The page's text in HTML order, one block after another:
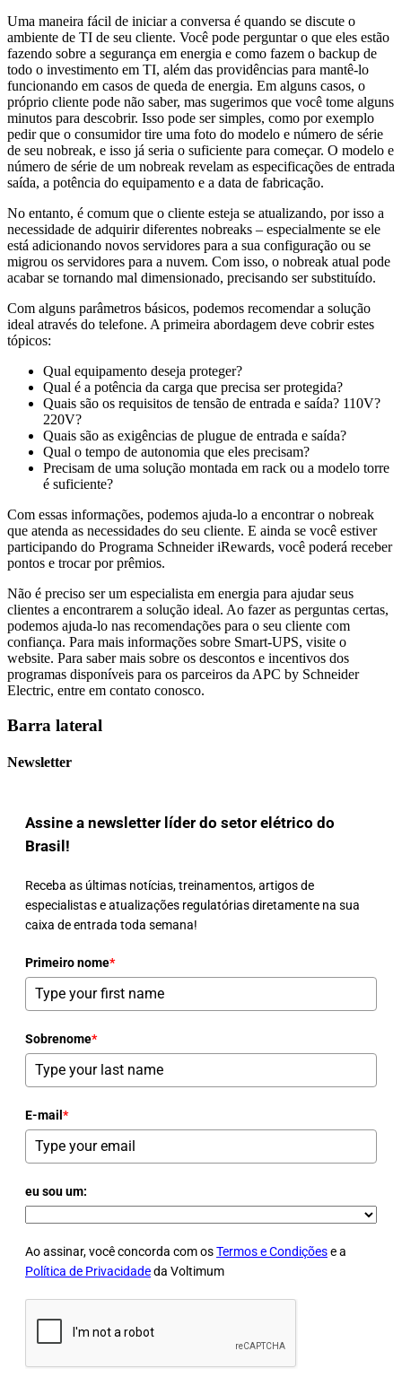
Uma maneira fácil de iniciar a conversa é quando se discute o
ambiente de TI de seu cliente. Você pode perguntar o que eles estão
fazendo sobre a segurança em energia e como fazem o backup de
todo o investimento em TI, além das providências para mantê-lo
funcionando em casos de queda de energia. Em alguns casos, o
próprio cliente pode não saber, mas sugerimos que você tome alguns
minutos para descobrir. Isso pode ser simples, como por exemplo
pedir que o consumidor tire uma foto do modelo e número de série
de seu nobreak, e isso já seria o suficiente para começar. O modelo e
número de série de um nobreak revelam as especificações de entrada
saída, a potência do equipamento e a data de fabricação.
No entanto, é comum que o cliente esteja se atualizando, por isso a
necessidade de adquirir diferentes nobreaks – especialmente se ele
está adicionando novos servidores para a sua configuração ou se
migrou os servidores para a nuvem. Com isso, o nobreak atual pode
acabar se tornando mal dimensionado, precisando ser substituído.
Com alguns parâmetros básicos, podemos recomendar a solução
ideal através do telefone. A primeira abordagem deve cobrir estes
tópicos:
Qual equipamento deseja proteger?
Qual é a potência da carga que precisa ser protegida?
Quais são os requisitos de tensão de entrada e saída? 110V?
220V?
Quais são as exigências de plugue de entrada e saída?
Qual o tempo de autonomia que eles precisam?
Precisam de uma solução montada em rack ou a modelo torre
é suficiente?
Com essas informações, podemos ajuda-lo a encontrar o nobreak
que atenda as necessidades do seu cliente. E ainda se você estiver
participando do Programa Schneider iRewards, você poderá receber
pontos e trocar por prêmios.
Não é preciso ser um especialista em energia para ajudar seus
clientes a encontrarem a solução ideal. Ao fazer as perguntas certas,
podemos ajuda-lo nas recomendações para o seu cliente com
confiança. Para mais informações sobre Smart-UPS, visite o
website. Para saber mais sobre os descontos e incentivos dos
programas disponíveis para os parceiros da APC by Schneider
Electric, entre em contato conosco.
Barra lateral
Newsletter
Assine a newsletter líder do setor elétrico do
Brasil!
Receba as últimas notícias, treinamentos, artigos de
especialistas e atualizações regulatórias diretamente na sua
caixa de entrada toda semana!
Primeiro nome*
Sobrenome*
E-mail *
eu sou um:
Ao assinar, você concorda com osTermos e Condiçõese a
Política de Privacidadeda Voltimum